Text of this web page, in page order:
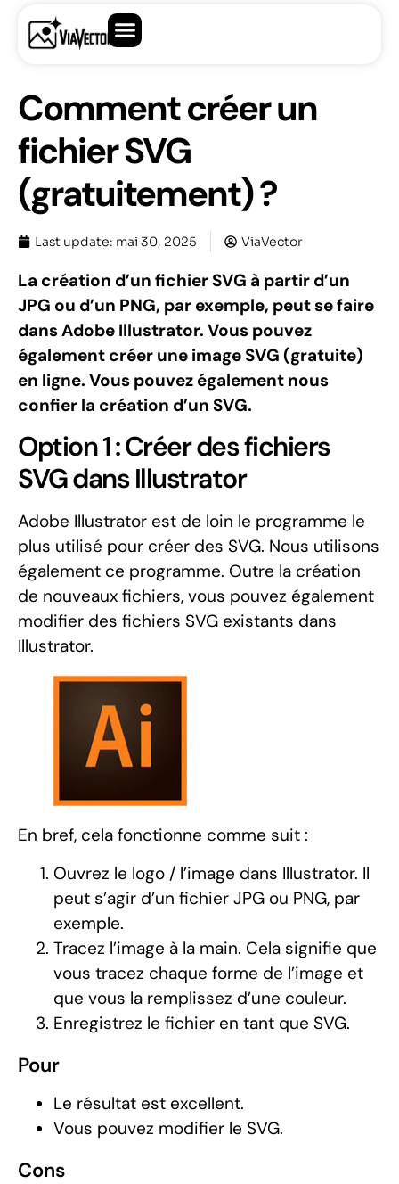
Comment créer un
fichier SVG
(gratuitement) ?
Last update: mai 30, 2025 ViaVector
La création d’un fichier SVG à partir d’un
JPG ou d’un PNG, par exemple, peut se faire
dans Adobe Illustrator. Vous pouvez
également créer une image SVG (gratuite)
en ligne. Vous pouvez également nous
confier la création d’un SVG.
Option 1 : Créer des fichiers
SVG dans Illustrator
Adobe Illustrator est de loin le programme le
plus utilisé pour créer des SVG. Nous utilisons
également ce programme. Outre la création
de nouveaux fichiers, vous pouvez également
modifier des fichiers SVG existants dans
Illustrator.
En bref, cela fonctionne comme suit :
Ouvrez le logo / l’image dans Illustrator. Il
peut s’agir d’un fichier JPG ou PNG, par
exemple.
Tracez l’image à la main. Cela signifie que
vous tracez chaque forme de l’image et
que vous la remplissez d’une couleur.
Enregistrez le fichier en tant que SVG.
Pour
Le résultat est excellent.
Vous pouvez modifier le SVG.
Cons